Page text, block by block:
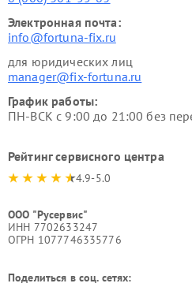
Электронная почта:
info@fortuna-fix.ru
для юридических лиц
manager@fix-fortuna.ru
График работы:
ПН-ВСК с 9:00 до 21:00 без
Рейтинг сервисного центра
4.9-5.0
ООО "Русервис"
ИНН 7702633247
ОГРН 1077746335776
Поделиться в соц. сетях: